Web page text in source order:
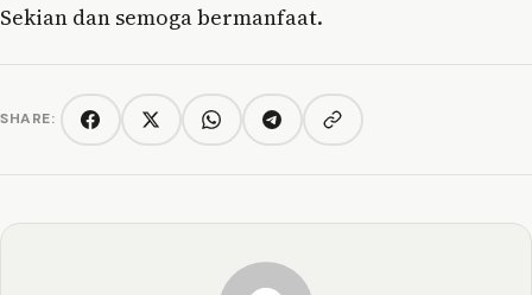
Sekian dan semoga bermanfaat.
SHARE: FacebookTwitter/XWhatsAppTelegramCopy link